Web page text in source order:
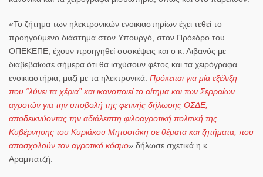
«Το ζήτημα των ηλεκτρονικών ενοικιαστηρίων έχει τεθεί το
προηγούμενο διάστημα στον Υπουργό, στον Πρόεδρο του
ΟΠΕΚΕΠΕ, έχουν προηγηθεί συσκέψεις και ο κ. Λιβανός με
διαβεβαίωσε σήμερα ότι θα ισχύσουν φέτος και τα χειρόγραφα
ενοικιαστήρια, μαζί με τα ηλεκτρονικά. Πρόκειται για μία εξέλιξη
που “λύνει τα χέρια” και ικανοποιεί το αίτημα και των Σερραίων
αγροτών για την υποβολή της φετινής δήλωσης ΟΣΔΕ,
αποδεικνύοντας την αδιάλειπτη φιλοαγροτική πολιτική της
Κυβέρνησης του Κυριάκου Μητσοτάκη σε θέματα και ζητήματα, που
απασχολούν τον αγροτικό κόσμο» δήλωσε σχετικά η κ.
Αραμπατζή.